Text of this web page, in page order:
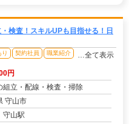
検査！スキルUPも目指せる！日
契約社員 職業紹介 …全て表示
円
組立・配線・検査・掃除
守山市
守山駅